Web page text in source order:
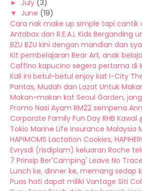
► July (3)
▼ June (19)
Cara nak make up simple tapi cantik
Antabax dan R.E.A.L Kids Berganding
BZU BZU kini dengan mandian dan
Kit pembelajaran Bear Art, anak
Caffino kapucino segera pertama di
Kali ini betul-betul enjoy kat I-City
Pantas, Mudah dan Lazat Untuk
Makan-makan kat Seoul Garden,
Promo Nasi Ayam RM22 sempena
Corporate Family Fun Day RHB Kawal
Tokio Marine Life Insurance Malaysia
HAPIMOMS Lactation Cookies,
Evrysdi (risdiplam) keluaran Roche
7 Prinsip Ber'Camping' Leave No
Lunch ke, dinner ke, memang sedap
Puas hati dapat miliki Vantage Siti